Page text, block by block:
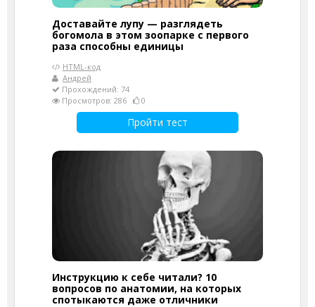
Доставайте лупу — разглядеть
богомола в этом зоопарке с первого
раза способны единицы
HTML-код
Андрей
Прохождений: 74
Просмотров: 286
0
Пройти тест
Инструкцию к себе читали? 10
вопросов по анатомии, на которых
спотыкаются даже отличники